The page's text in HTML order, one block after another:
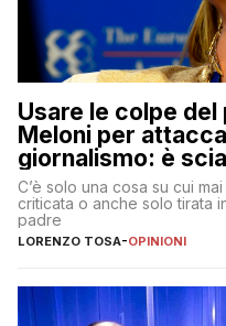
Usare le colpe del
Meloni per
giornalismo: è
Dimostriamo di
C’è solo una cosa su cui
criticata o anche solo tirata
padre
LORENZO TOSA-OPINIONI